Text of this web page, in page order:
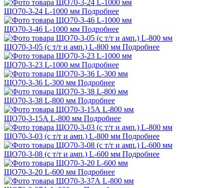
ЩО70-3-24 L-1000 мм Подробнее
ЩО70-3-46 L-1000 мм Подробнее
ЩО70-3-05 (с т/т и амп.) L-800 мм Подробнее
ЩО70-3-23 L-1000 мм Подробнее
ЩО70-3-36 L-300 мм Подробнее
ЩО70-3-38 L-800 мм Подробнее
ЩО70-3-15А L-800 мм Подробнее
ЩО70-3-03 (с т/т и амп.) L-800 мм Подробнее
ЩО70-3-08 (с т/т и амп.) L-600 мм Подробнее
ЩО70-3-20 L-600 мм Подробнее